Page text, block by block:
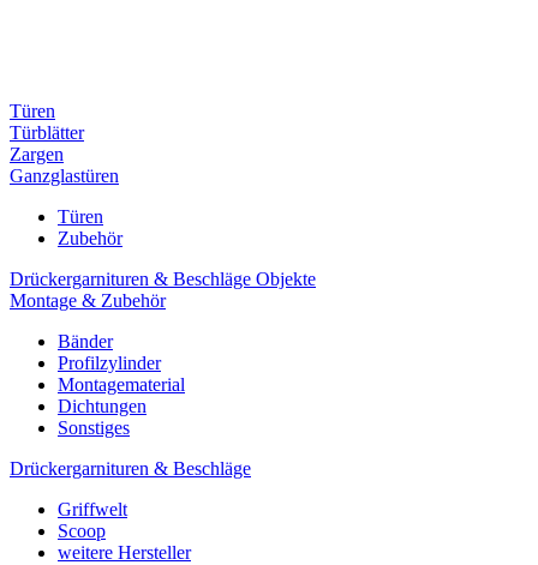
Türen
Türblätter
Zargen
Ganzglastüren
Türen
Zubehör
Drückergarnituren & Beschläge Objekte
Montage & Zubehör
Bänder
Profilzylinder
Montagematerial
Dichtungen
Sonstiges
Drückergarnituren & Beschläge
Griffwelt
Scoop
weitere Hersteller